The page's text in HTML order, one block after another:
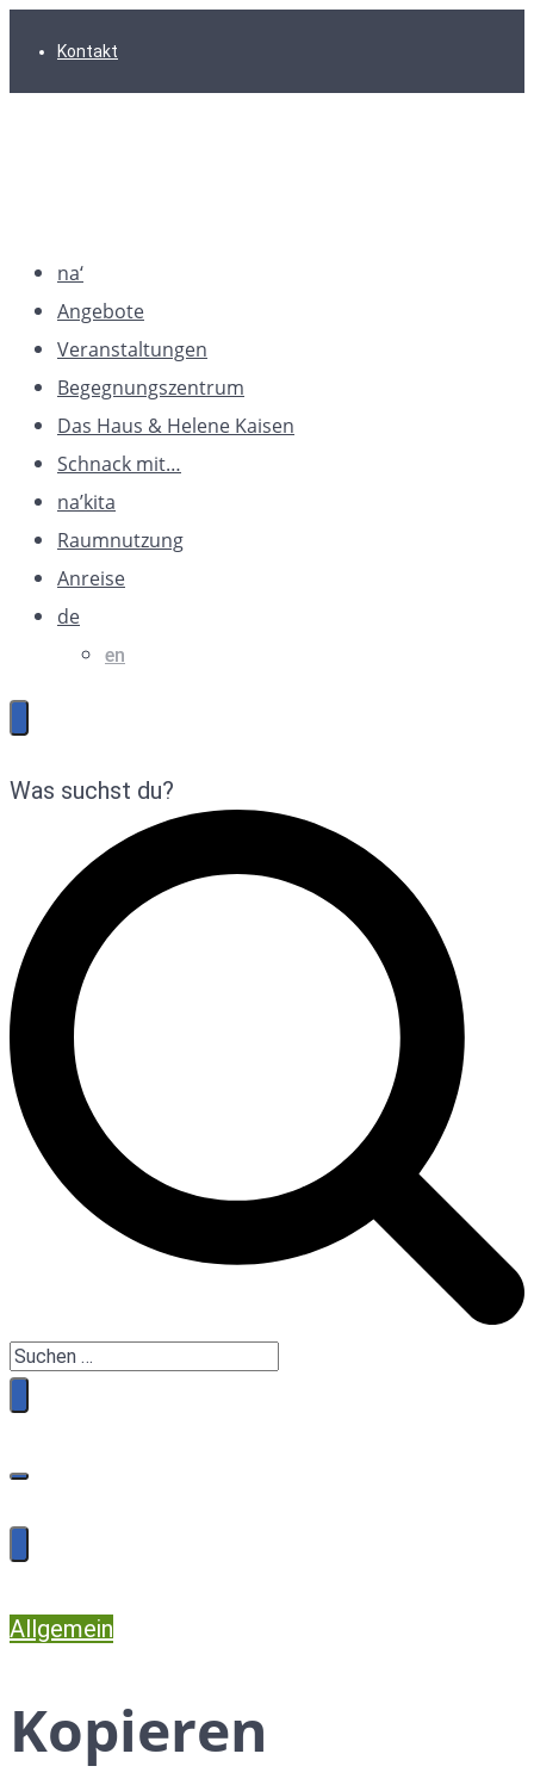
Hauptnavigation
Inhalt
FooterKontakt
na‘
Angebote
Veranstaltungen
Begegnungszentrum
Das Haus & Helene Kaisen
Schnack mit…
na’kita
Raumnutzung
Anreise
de
en
Was suchst du?
Allgemein
Kopieren